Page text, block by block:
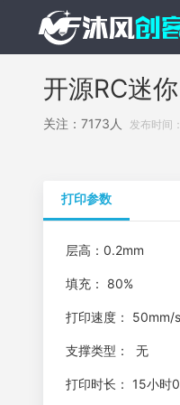
开源RC迷
关注：7173人 发布时间
打印参数
层高：0.2mm
填充： 80%
打印速度： 50mm/s
支撑类型： 无
打印时长： 15小时